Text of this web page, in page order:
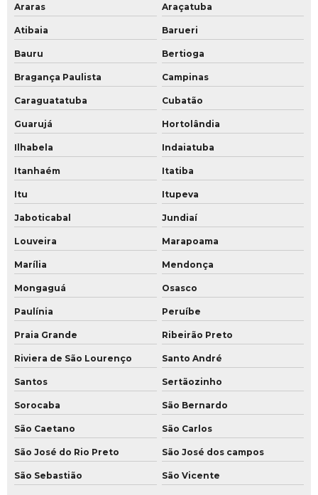
Treinamento para porteiro de empresa
Treinamento de porteiros de condomínios
Treinamento de porteiros
Treinamento de segurança patrimonial
Treinamento de segurança pessoal
Treinamento de segurança para porteiros
Treinamento de segurança privada
Araras Araçatuba
Atibaia Barueri
Bauru Bertioga
Bragança Paulista Campinas
Caraguatatuba Cubatão
Guarujá Hortolândia
Ilhabela Indaiatuba
Itanhaém Itatiba
Itu Itupeva
Jaboticabal Jundiaí
Louveira Marapoama
Marília Mendonça
Mongaguá Osasco
Paulínia Peruíbe
Praia Grande Ribeirão Preto
Riviera de São Lourenço Santo André
Santos Sertãozinho
Sorocaba São Bernardo
São Caetano São Carlos
São José do Rio Preto São José dos campos
São Sebastião São Vicente